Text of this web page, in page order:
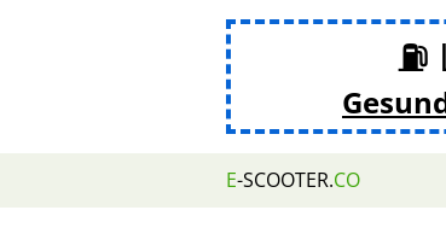
E-SCOOTER.CO